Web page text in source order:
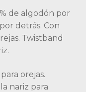
de algodón por
detrás. Con
Twistband
orejas.
nariz para